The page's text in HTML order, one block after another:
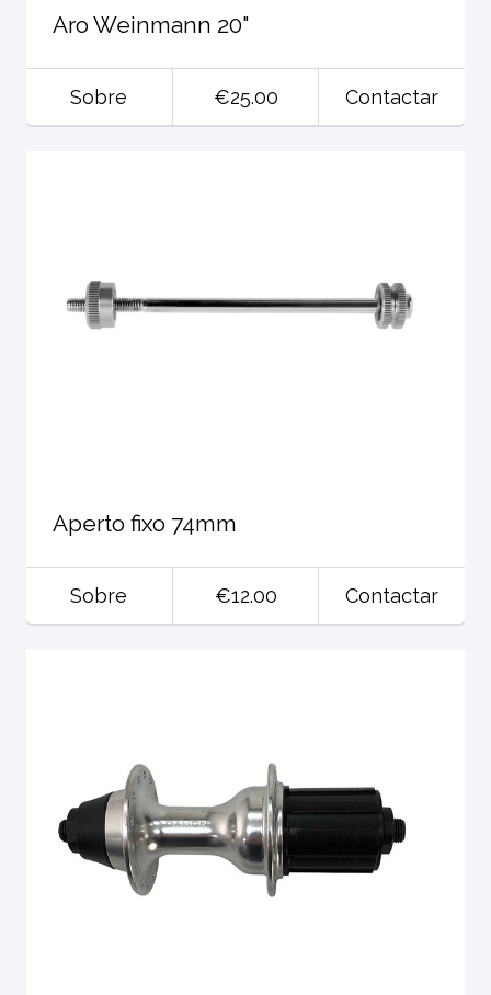
Aro Weinmann 20"
Sobre €25.00 Contactar
Aperto fixo 74mm
Sobre €12.00 Contactar